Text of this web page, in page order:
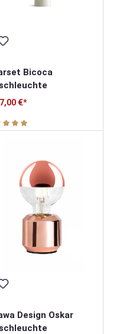
von 5 Sternen
Bicoca
€*
Bewertung
Design Oskar